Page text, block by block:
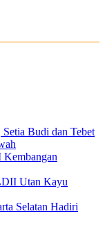
Budi dan Tebet
Utan Kayu
Selatan Hadiri